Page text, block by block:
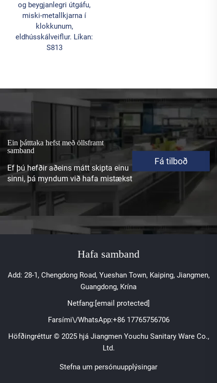
og beygjanlegri útgáfu,
miski-metallkjarna í
klokkunum,
eldhússkálveiflur. Líkan:
S813
Ein þátttaka hefst með öllsframt
samband
Ef þú hefðir aðeins mátt skipta einu
sinni, þá myndum við hafa mistækst
Fá tilboð
Hafa samband
Add: 28-1, Chengdong Road, Yueshan Town, Kaiping, Jiangmen,
Guangdong, Krína
Netfang:[email protected]
Farsími\/WhatsApp:+86 17765756706
Höfðingréttur © 2025 hjá Jiangmen Youchu Sanitary Ware Co.,
Ltd.
Stefna um persónuupplýsingar